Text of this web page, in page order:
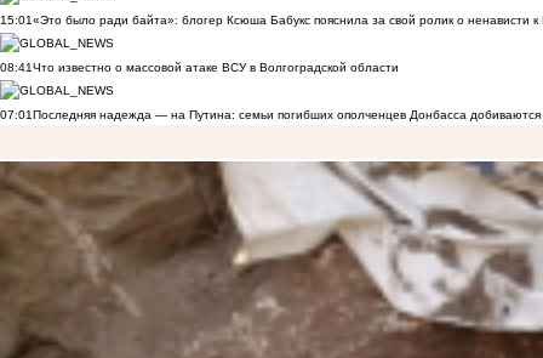
15:01«Это было ради байта»: блогер Ксюша Бабукс пояснила за свой ролик о ненависти
08:41Что известно о массовой атаке ВСУ в Волгоградской области
07:01Последняя надежда — на Путина: семьи погибших ополченцев Донбасса добиваются